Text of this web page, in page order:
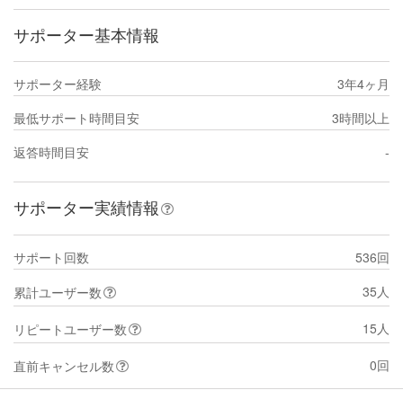
サポーター基本情報
サポーター経験
3年4ヶ月
最低サポート時間目安
3時間以上
返答時間目安
-
サポーター実績情報
サポート回数
536回
累計ユーザー数
35人
リピートユーザー数 15人
直前キャンセル数 0回